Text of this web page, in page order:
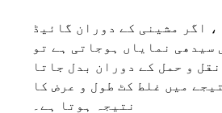
، اگر مشینی کے دوران گائیڈ
سیدھی نمایاں ہوجاتی ہے تو
و حمل کے دوران بدل جاتا
میں غلط کٹ طول و عرض کا
نتیجہ ہوتا ہے۔